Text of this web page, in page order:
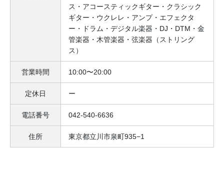
ス・アコースティックギター・クラシック
ギター・ウクレレ・アンプ・エフェクタ
ー・ドラム・デジタル楽器・DJ・DTM・金
管楽器・木管楽器・弦楽器（ストリング
ス）
営業時間 10:00〜20:00
定休日 ー
電話番号 042-540-6636
住所 東京都立川市泉町935−1